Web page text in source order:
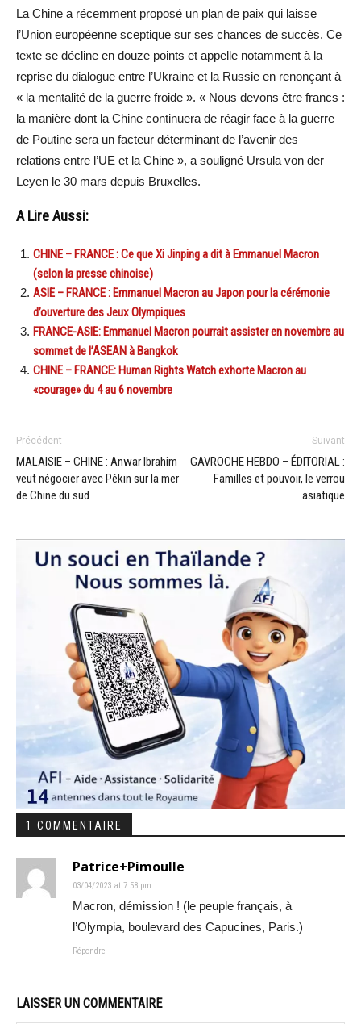
La Chine a récemment proposé un plan de paix qui laisse
l’Union européenne sceptique sur ses chances de succès. Ce
texte se décline en douze points et appelle notamment à la
reprise du dialogue entre l’Ukraine et la Russie en renonçant à
« la mentalité de la guerre froide ». « Nous devons être francs :
la manière dont la Chine continuera de réagir face à la guerre
de Poutine sera un facteur déterminant de l’avenir des
relations entre l’UE et la Chine », a souligné Ursula von der
Leyen le 30 mars depuis Bruxelles.
A Lire Aussi:
CHINE – FRANCE : Ce que Xi Jinping a dit à Emmanuel Macron
(selon la presse chinoise)
ASIE – FRANCE : Emmanuel Macron au Japon pour la cérémonie
d’ouverture des Jeux Olympiques
FRANCE-ASIE: Emmanuel Macron pourrait assister en novembre au
sommet de l’ASEAN à Bangkok
CHINE – FRANCE: Human Rights Watch exhorte Macron au
«courage» du 4 au 6 novembre
Précédent
MALAISIE – CHINE : Anwar Ibrahim
veut négocier avec Pékin sur la mer
de Chine du sud
Suivant
GAVROCHE HEBDO – ÉDITORIAL :
Familles et pouvoir, le verrou
asiatique
1 COMMENTAIRE
Patrice+Pimoulle
03/04/2023 at 7:58 pm
Macron, démission ! (le peuple français, à
l’Olympia, boulevard des Capucines, Paris.)
Répondre
LAISSER UN COMMENTAIRE